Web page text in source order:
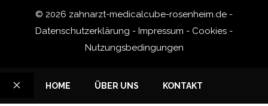
© 2026 zahnarzt-medicalcube-rosenheim.de -
Datenschutzerklärung - Impressum - Cookies -
Nutzungsbedingungen
HOME ÜBER UNS KONTAKT